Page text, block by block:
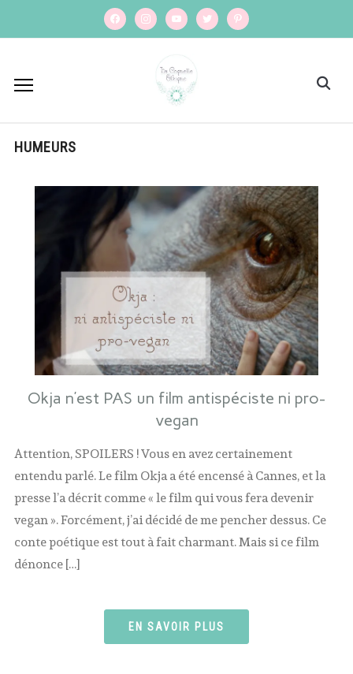
facebookinstagramyoutubetwitterpinterest
HUMEURS
Okja n’est PAS un film antispéciste ni pro-
vegan
Attention, SPOILERS ! Vous en avez certainement
entendu parlé. Le film Okja a été encensé à Cannes, et la
presse l’a décrit comme « le film qui vous fera devenir
vegan ». Forcément, j’ai décidé de me pencher dessus. Ce
conte poétique est tout à fait charmant. Mais si ce film
dénonce […]
EN SAVOIR PLUS